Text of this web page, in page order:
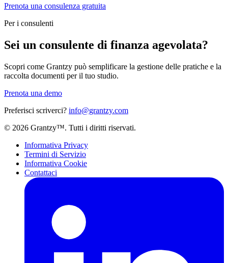
Prenota una consulenza gratuita
Per i consulenti
Sei un consulente di finanza agevolata?
Scopri come Grantzy può semplificare la gestione delle pratiche e la
raccolta documenti per il tuo studio.
Prenota una demo
Preferisci scriverci? info@grantzy.com
© 2026 Grantzy™. Tutti i diritti riservati.
Informativa Privacy
Termini di Servizio
Informativa Cookie
Contattaci